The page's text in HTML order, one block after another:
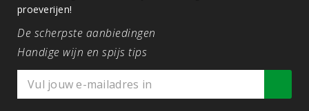
proeverijen!
De scherpste aanbiedingen
Handige wijn en spijs tips